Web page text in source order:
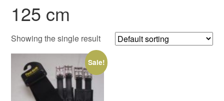
125 cm
Showing the single result
Sale!